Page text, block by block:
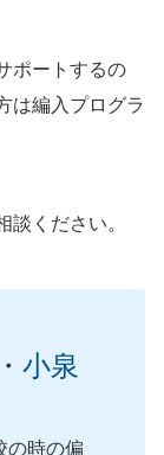
ポートするの
は編入プログラ
ください。
小泉
の時の偏